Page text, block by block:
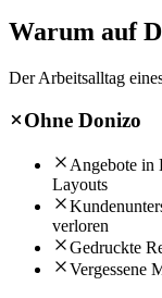
Warum auf
Der Arbeitsalltag
Ohne Donizo
Angebote in
Layouts
verloren
Gedruckte
Vergessene